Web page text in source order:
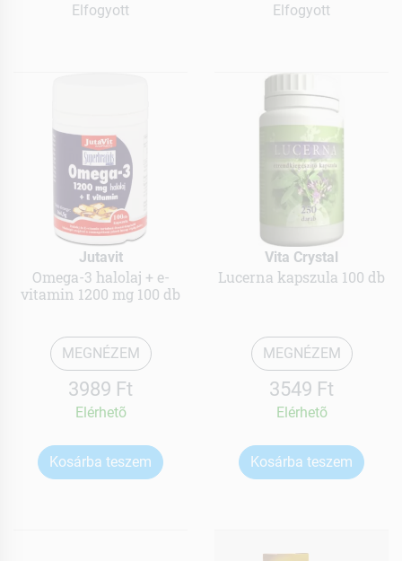
Elfogyott Elfogyott
Jutavit
Omega-3 halolaj + e-
vitamin 1200 mg 100 db
MEGNÉZEM
3989 Ft
Elérhetõ
Kosárba teszem
Vita Crystal
Lucerna kapszula 100 db
MEGNÉZEM
3549 Ft
Elérhetõ
Kosárba teszem